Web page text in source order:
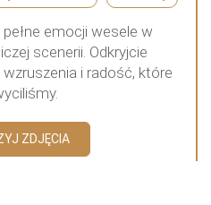
emocji wesele w
scenerii. Odkryjcie
i radość, które
ZDJĘCIA